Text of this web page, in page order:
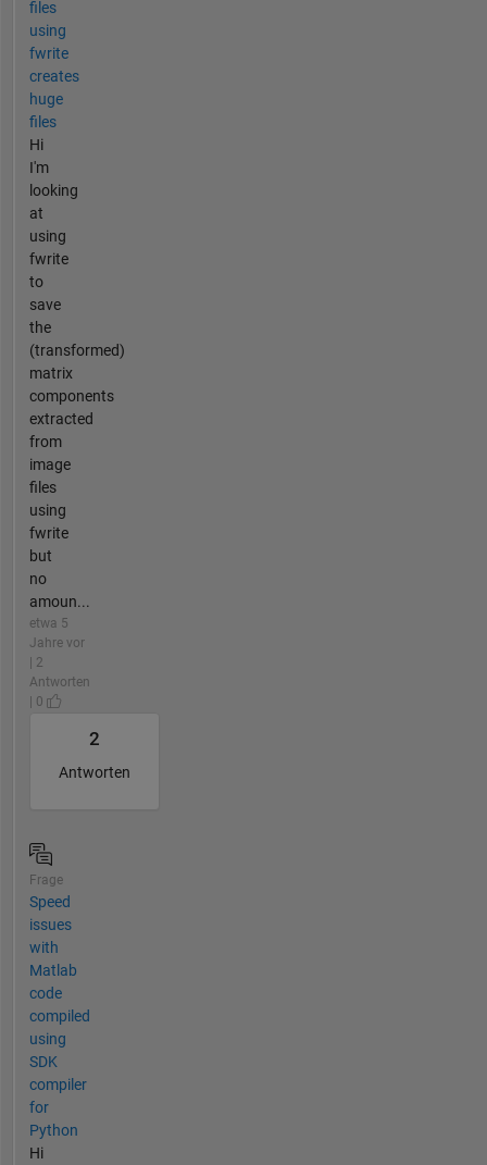
files
using
fwrite
creates
huge
files
Hi
I'm
looking
at
using
fwrite
to
save
the
(transformed)
matrix
components
extracted
from
image
files
using
fwrite
but
no
amoun...
etwa 5
Jahre vor
| 2
Antworten
| 0
2
Antworten
Frage
Speed
issues
with
Matlab
code
compiled
using
SDK
compiler
for
Python
Hi